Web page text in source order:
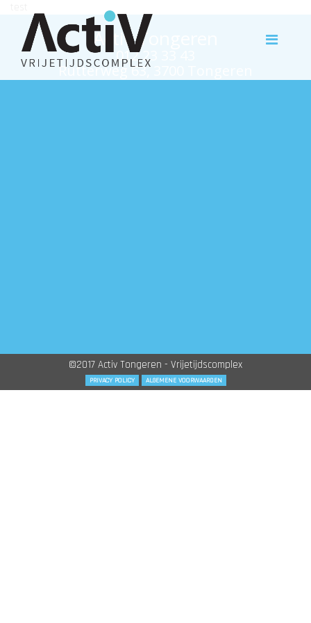
Activ Tongeren
012 23 33 43
Rutterweg 63, 3700 Tongeren
©2017 Activ Tongeren - Vrijetijdscomplex
PRIVACY POLICY ALGEMENE VOORWAARDEN